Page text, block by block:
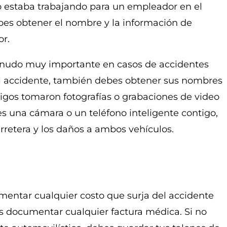
trabajando para un empleador en el
obtener el nombre y la información de
muy importante en casos de accidentes
también debes obtener sus nombres
tomaron fotografías o grabaciones de video
una cámara o un teléfono inteligente contigo,
y los daños a ambos vehículos.
cualquier costo que surja del accidente
documentar cualquier factura médica. Si no